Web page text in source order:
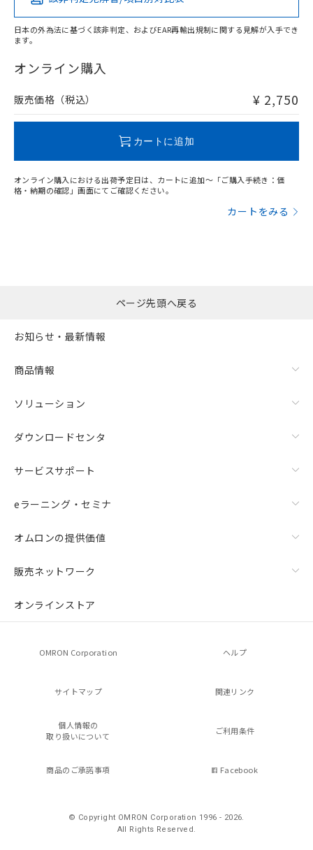
在庫等で未対応品が混在する可能性があります。
問い合わせください。
日本の外為法に基づく該非判定、およびEAR再輸出規制に関する見解が入手でき
ます。
オンライン購入
販売価格（税込） ¥ 2,750
カートに追加
オンライン購入における出荷予定日は、カートに追加～「ご購入手続き：価
格・納期の確認」画面にてご確認ください。
カートをみる
ページ先頭へ戻る
お知らせ・最新情報
商品情報
ソリューション
ダウンロードセンタ
サービスサポート
eラーニング・セミナ
オムロンの提供価値
販売ネットワーク
オンラインストア
OMRON Corporation ヘルプ
サイトマップ 関連リンク
個人情報の
取り扱いについて
ご利用条件
商品のご承諾事項 Facebook
© Copyright OMRON Corporation 1996 - 2026.
All Rights Reserved.